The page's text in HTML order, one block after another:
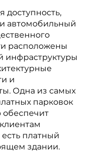
доступность,
автомобильный
расположены
инфраструктуры
и
Одна из самых
парковок
обеспечит
платный
здании.